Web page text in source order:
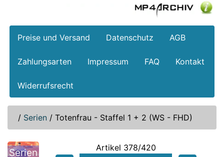
Preise und Versand Datenschutz AGB
Zahlungsarten Impressum FAQ Kontakt
Widerrufsrecht
/ Serien / Totenfrau - Staffel 1 + 2 (WS - FHD)
Serien Artikel 378/420